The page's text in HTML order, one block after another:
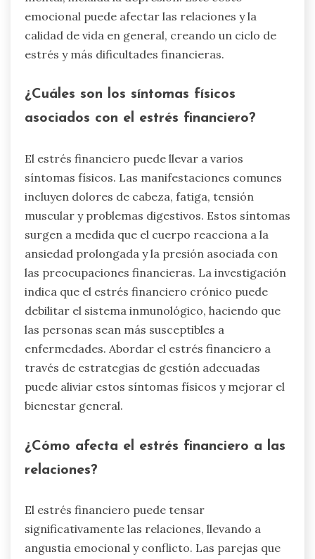
emocional puede afectar las relaciones y la
calidad de vida en general, creando un ciclo de
estrés y más dificultades financieras.
¿Cuáles son los síntomas físicos
asociados con el estrés financiero?
El estrés financiero puede llevar a varios
síntomas físicos. Las manifestaciones comunes
incluyen dolores de cabeza, fatiga, tensión
muscular y problemas digestivos. Estos síntomas
surgen a medida que el cuerpo reacciona a la
ansiedad prolongada y la presión asociada con
las preocupaciones financieras. La investigación
indica que el estrés financiero crónico puede
debilitar el sistema inmunológico, haciendo que
las personas sean más susceptibles a
enfermedades. Abordar el estrés financiero a
través de estrategias de gestión adecuadas
puede aliviar estos síntomas físicos y mejorar el
bienestar general.
¿Cómo afecta el estrés financiero a las
relaciones?
El estrés financiero puede tensar
significativamente las relaciones, llevando a
angustia emocional y conflicto. Las parejas que